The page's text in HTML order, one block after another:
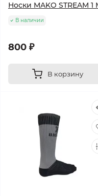
Носки MAKO STREAM 1
В наличии
800 ₽
В корзину